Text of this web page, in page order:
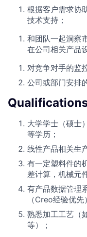
根据客户需求协
技术支持；
和团队一起洞察
在公司相关产品
对竞争对手的监
公司或部门安排
大学学士（硕士
等学历；
线性产品相关生
有一定塑料件的
差计算，机械元
有产品数据管理
（Creo经验优先
熟悉加工工艺（
等）；